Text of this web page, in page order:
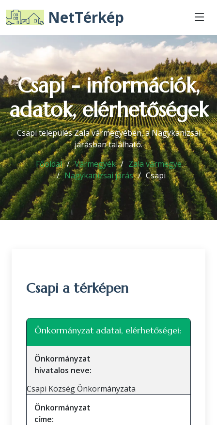
NetTérkép
Csapi - információk,
adatok, elérhetőségek
Csapi település Zala vármegyében, a Nagykanizsai
járásban található.
Főoldal
Vármegyék
Zala vármegye
Nagykanizsai járás
Csapi
Csapi a térképen
+
Önkormányzat adatai, elérhetőségei:
Önkormányzat
hivatalos neve:
Csapi Község Önkormányzata
Önkormányzat
címe: